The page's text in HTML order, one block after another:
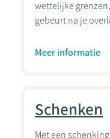
wettelijke
gebeurt na je
Meer informatie
Schenken
Met een